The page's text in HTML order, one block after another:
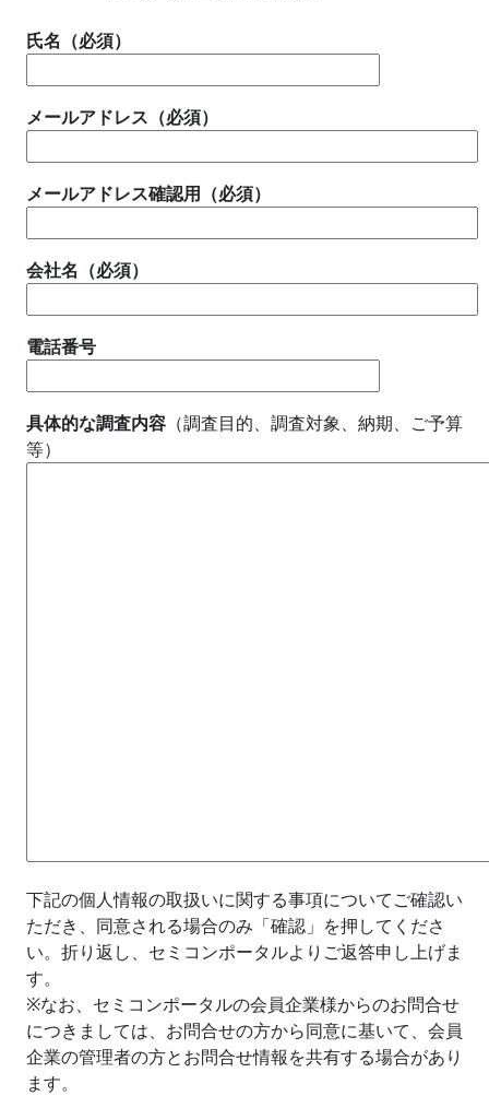
氏名（必須）
メールアドレス（必須）
メールアドレス確認用（必須）
会社名（必須）
電話番号
具体的な調査内容 （調査目的、調査対象、納期、ご予算
等）
下記の個人情報の取扱いに関する事項についてご確認い
ただき、同意される場合のみ「確認」を押してくださ
い。折り返し、セミコンポータルよりご返答申し上げま
す。
※なお、セミコンポータルの会員企業様からのお問合せ
につきましては、お問合せの方から同意に基いて、会員
企業の管理者の方とお問合せ情報を共有する場合があり
ます。